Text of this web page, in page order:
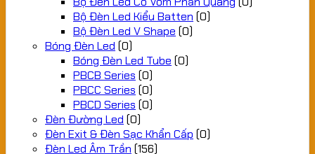
Bộ Đèn Led Kiểu Batten (0)
Bộ Đèn Led V Shape (0)
Bóng Đèn Led (0)
Bóng Đèn Led Tube (0)
PBCB Series (0)
PBCC Series (0)
PBCD Series (0)
Đèn Đường Led (0)
Đèn Exit & Đèn Sạc Khẩn Cấp (0)
Đèn Led Âm Trần (156)